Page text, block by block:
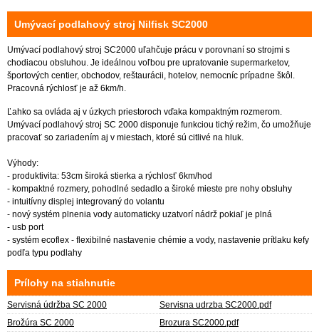
Umývací podlahový stroj Nilfisk SC2000
Umývací podlahový stroj SC2000 uľahčuje prácu v porovnaní so strojmi s
chodiacou obsluhou. Je ideálnou voľbou pre upratovanie supermarketov,
športových centier, obchodov, reštaurácii, hotelov, nemocníc prípadne škôl.
Pracovná rýchlosť je až 6km/h.
Ľahko sa ovláda aj v úzkych priestoroch vďaka kompaktným rozmerom.
Umývací podlahový stroj SC 2000 disponuje funkciou tichý režim, čo umožňuje
pracovať so zariadením aj v miestach, ktoré sú citlivé na hluk.
Výhody:
- produktivita: 53cm široká stierka a rýchlosť 6km/hod
- kompaktné rozmery, pohodlné sedadlo a široké mieste pre nohy obsluhy
- intuitívny displej integrovaný do volantu
- nový systém plnenia vody automaticky uzatvorí nádrž pokiaľ je plná
- usb port
- systém ecoflex - flexibilné nastavenie chémie a vody, nastavenie prítlaku kefy
podľa typu podlahy
Prílohy na stiahnutie
Servisná údržba SC 2000
Servisna udrzba SC2000.pdf
Brožúra SC 2000
Brozura SC2000.pdf